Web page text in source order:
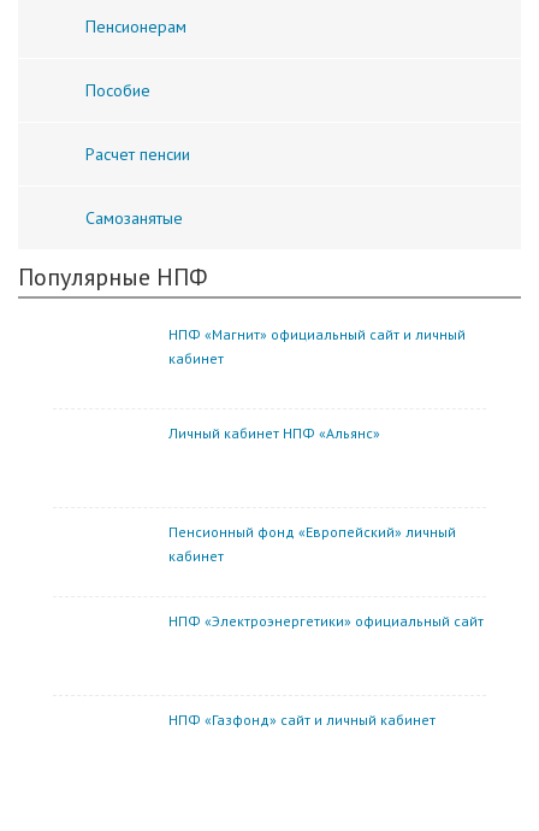
Пенсионерам
Пособие
Расчет пенсии
Самозанятые
Популярные НПФ
НПФ «Магнит» официальный сайт и личный
кабинет
Личный кабинет НПФ «Альянс»
Пенсионный фонд «Европейский» личный
кабинет
НПФ «Электроэнергетики» официальный сайт
НПФ «Газфонд» сайт и личный кабинет